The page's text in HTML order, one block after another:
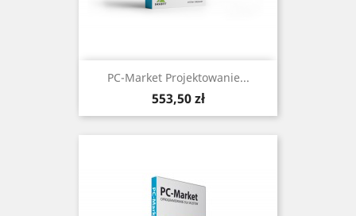
PC-Market Projektowanie...
Cena
553,50 zł